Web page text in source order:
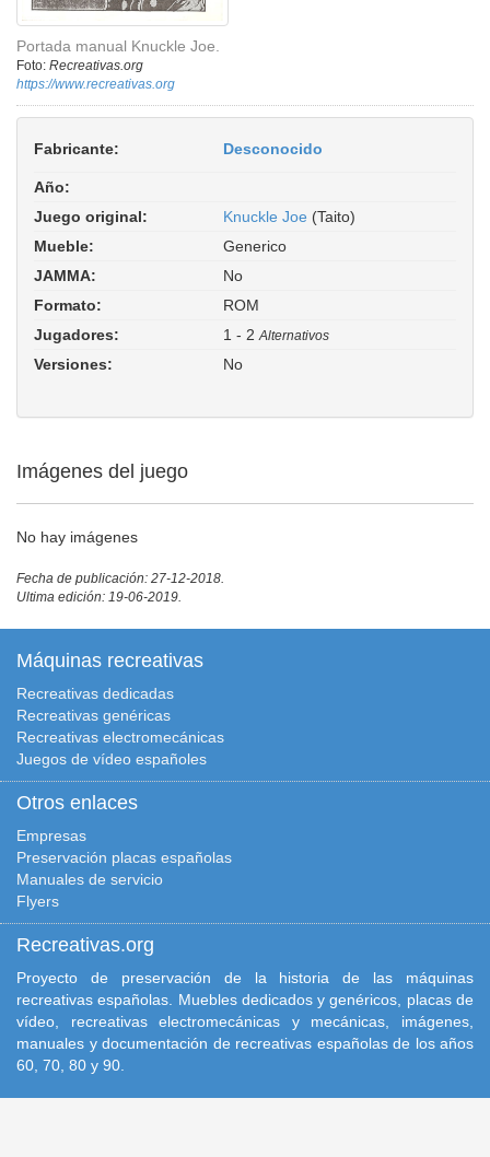
Portada manual Knuckle Joe.
Foto: Recreativas.org
https://www.recreativas.org
Fabricante: Desconocido
Año:
Juego original:
Knuckle Joe (Taito)
Mueble:
Generico
JAMMA:
No
Formato:
ROM
Jugadores:
1 - 2Alternativos
Versiones: No
Imágenes del juego
No hay imágenes
Fecha de publicación: 27-12-2018.
Ultima edición: 19-06-2019.
Máquinas recreativas
Recreativas dedicadas
Recreativas genéricas
Recreativas electromecánicas
Juegos de vídeo españoles
Otros enlaces
Empresas
Preservación placas españolas
Manuales de servicio
Flyers
Recreativas.org
Proyecto de preservación de la historia de las máquinas
recreativas españolas. Muebles dedicados y genéricos, placas de
vídeo, recreativas electromecánicas y mecánicas, imágenes,
manuales y documentación de recreativas españolas de los años
60, 70, 80 y 90.